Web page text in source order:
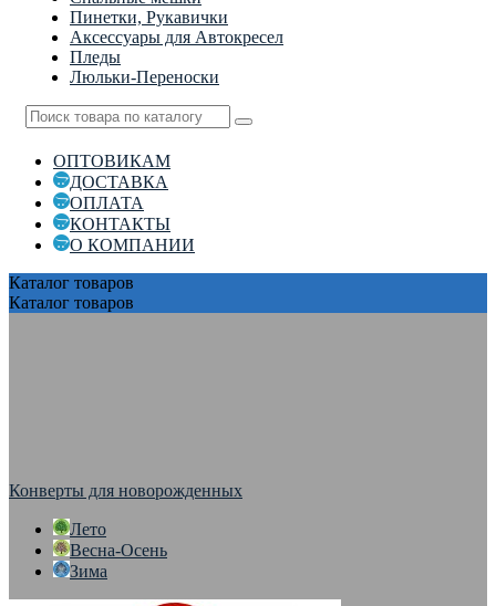
Пинетки, Рукавички
Аксессуары для Автокресел
Пледы
Люльки-Переноски
ОПТОВИКАМ
ДОСТАВКА
ОПЛАТА
КОНТАКТЫ
О КОМПАНИИ
Каталог товаров
Каталог товаров
Конверты для новорожденных
Лето
Весна-Осень
Зима